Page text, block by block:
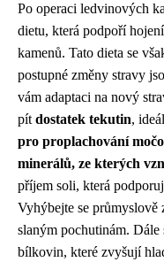
Po operaci ledvinových
dietu, která podpoří
kamenů. Tato dieta se
postupné změny stravy
vám adaptaci na nový
pít dostatek tekutin,
pro proplachování
minerálů, ze kterých
příjem soli, která
Vyhýbejte se průmyslově
slaným pochutinám.
bílkovin, které zvyšují